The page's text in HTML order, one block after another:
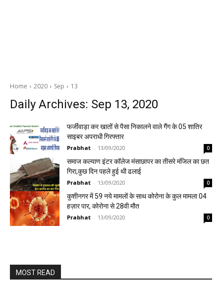
Home 2020 Sep 13
Daily Archives: Sep 13, 2020
फर्जीवाड़ा कर खातों से पैसा निकालने वाले गैंग के 05 शातिर
साइबर अपराधी गिरफ्तार
Prabhat - 13/09/2020 0
समाज कल्याण इंटर कॉलेज मंसाछापर का तीसरे मंजिल का छत
गिरा,कुछ दिन पहले हुई थी ढलाई
Prabhat - 13/09/2020 0
कुशीनगर में 59 नये मामलों के साथ कोरोना के कुल मामला 04
हज़ार पार, कोरोना से 28वी मौत
Prabhat - 13/09/2020 0
MOST READ